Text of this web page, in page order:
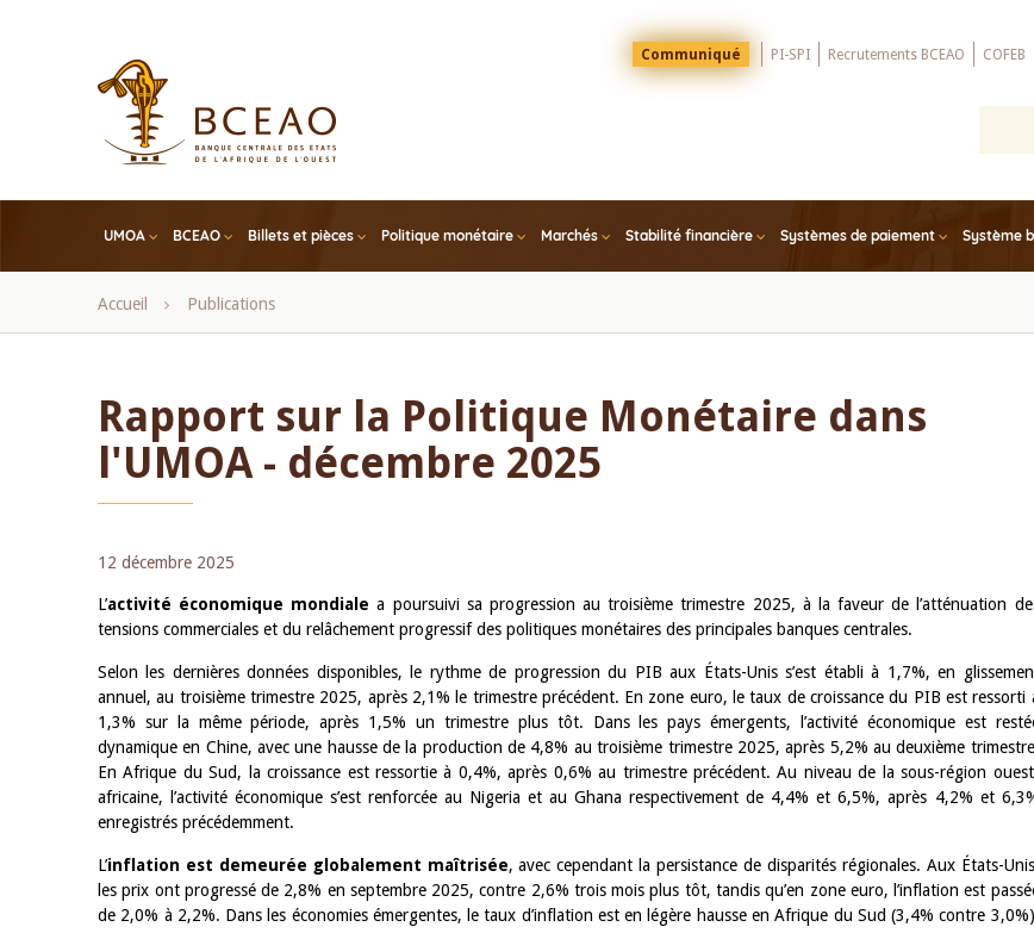
Menu
Top
Communiqué PI-SPI Recrutements BCEAO COFEB
UMOA BCEAO Billets et pièces Politique monétaire Marchés Stabilité financière Systèmes de paiement Système
Fil
Accueil Publications
Rapport sur la Politique Monétaire dans
l'UMOA - décembre 2025
12 décembre 2025
L’activité économique mondiale a poursuivi sa progression au troisième trimestre 2025, à la faveur de l’atténuation
tensions commerciales et du relâchement progressif des politiques monétaires des principales banques centrales.
Selon les dernières données disponibles, le rythme de progression du PIB aux États-Unis s’est établi à 1,7%, en
annuel, au troisième trimestre 2025, après 2,1% le trimestre précédent. En zone euro, le taux de croissance du PIB est ressorti
1,3% sur la même période, après 1,5% un trimestre plus tôt. Dans les pays émergents, l’activité économique est
dynamique en Chine, avec une hausse de la production de 4,8% au troisième trimestre 2025, après 5,2% au deuxième
En Afrique du Sud, la croissance est ressortie à 0,4%, après 0,6% au trimestre précédent. Au niveau de la sous-région
africaine, l’activité économique s’est renforcée au Nigeria et au Ghana respectivement de 4,4% et 6,5%, après 4,2% et
enregistrés précédemment.
L’inflation est demeurée globalement maîtrisée, avec cependant la persistance de disparités régionales. Aux États-
les prix ont progressé de 2,8% en septembre 2025, contre 2,6% trois mois plus tôt, tandis qu’en zone euro, l’inflation est
de 2,0% à 2,2%. Dans les économies émergentes, le taux d’inflation est en légère hausse en Afrique du Sud (3,4% contre